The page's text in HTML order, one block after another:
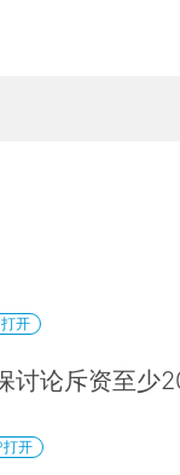
开
讨论斥资至少
打开